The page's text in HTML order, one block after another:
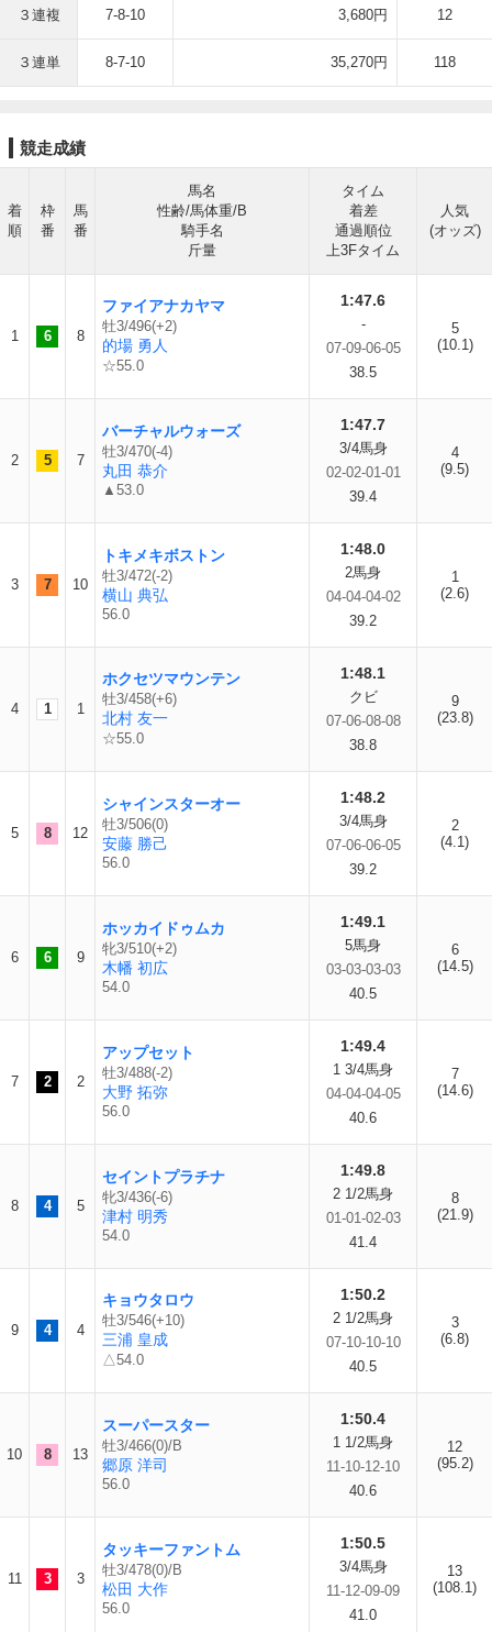
３連複 7-8-10 3,680円 12
３連単 8-7-10 35,270円 118
競走成績
着
順
枠
番
馬
番
馬名
性齢/馬体重/B
騎手名
斤量
タイム
着差
通過順位
上3Fタイム
人気
(オッズ)
1 6 8
ファイアナカヤマ
牡3/496(+2)
的場 勇人
☆55.0
1:47.6
-
07-09-06-05
38.5
5
(10.1)
2 5 7
バーチャルウォーズ
牡3/470(-4)
丸田 恭介
▲53.0
1:47.7
3/4馬身
02-02-01-01
39.4
4
(9.5)
3 7 10
トキメキボストン
牡3/472(-2)
横山 典弘
56.0
1:48.0
2馬身
04-04-04-02
39.2
1
(2.6)
4 1 1
ホクセツマウンテン
牡3/458(+6)
北村 友一
☆55.0
1:48.1
クビ
07-06-08-08
38.8
9
(23.8)
5 8 12
シャインスターオー
牡3/506(0)
安藤 勝己
56.0
1:48.2
3/4馬身
07-06-06-05
39.2
2
(4.1)
6 6 9
ホッカイドゥムカ
牝3/510(+2)
木幡 初広
54.0
1:49.1
5馬身
03-03-03-03
40.5
6
(14.5)
7 2 2
アップセット
牡3/488(-2)
大野 拓弥
56.0
1:49.4
1 3/4馬身
04-04-04-05
40.6
7
(14.6)
8 4 5
セイントプラチナ
牝3/436(-6)
津村 明秀
54.0
1:49.8
2 1/2馬身
01-01-02-03
41.4
8
(21.9)
9 4 4
キョウタロウ
牡3/546(+10)
三浦 皇成
△54.0
1:50.2
2 1/2馬身
07-10-10-10
40.5
3
(6.8)
10 8 13
スーパースター
牡3/466(0)/B
郷原 洋司
56.0
1:50.4
1 1/2馬身
11-10-12-10
40.6
12
(95.2)
11 3 3
タッキーファントム
牡3/478(0)/B
松田 大作
56.0
1:50.5
3/4馬身
11-12-09-09
41.0
13
(108.1)